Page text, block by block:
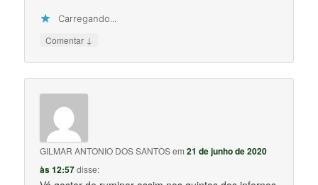
Carregando...
Comentar ↓
GILMAR ANTONIO DOS SANTOSem21 de junho de 2020
às 12:57disse: